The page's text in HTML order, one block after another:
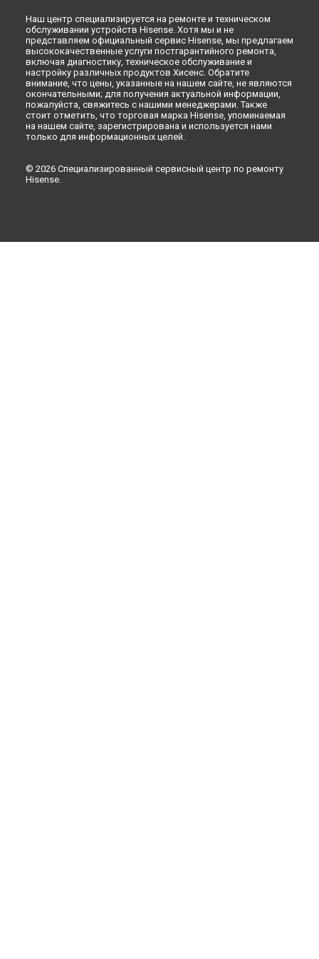
Ремонт стиральной машины WFEA6010 Hisense в
Ремонт стиральной машины WFEA6010 Hisense вМоскве
Наш центр специализируется на ремонте и техническом
обслуживании устройств Hisense. Хотя мы и не
представляем официальный сервис Hisense, мы предлагаем
высококачественные услуги постгарантийного ремонта,
включая диагностику, техническое обслуживание и
настройку различных продуктов Хисенс. Обратите
внимание, что цены, указанные на нашем сайте, не являются
окончательными; для получения актуальной информации,
пожалуйста, свяжитесь с нашими менеджерами. Также
стоит отметить, что торговая марка Hisense, упоминаемая
на нашем сайте, зарегистрирована и используется нами
только для информационных целей.
© 2026 Специализированный сервисный центр по ремонту
Hisense.